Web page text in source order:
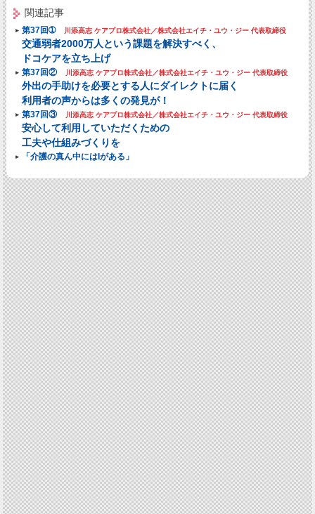
関連記事
第37回➀ 川添高志 ケアプロ株式会社／株式会社エイチ・ユウ・ジー 代表取締役
交通弱者2000万人という課題を解決すべく、
ドコケアを立ち上げ
第37回② 川添高志 ケアプロ株式会社／株式会社エイチ・ユウ・ジー 代表取締役
外出の手助けを必要とする人にダイレクトに届く
利用者の声からは多くの発見が！
第37回③ 川添高志 ケアプロ株式会社／株式会社エイチ・ユウ・ジー 代表取締役
安心して利用していただくための
工夫や仕組みづくりを
「介護の真ん中にはIがある」